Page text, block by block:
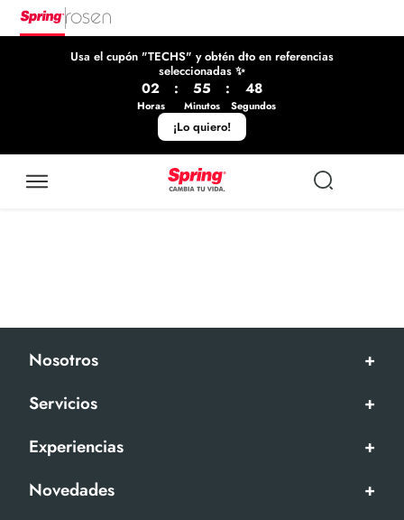
Usa el cupón "TECHS" y obtén dto en referencias
seleccionadas ✨
02
Horas
: 55
Minutos
: 48
Segundos
¡Lo quiero!
Nosotros
+
Servicios
+
Experiencias
+
Novedades
+